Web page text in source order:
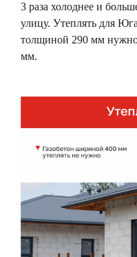
3 раза холоднее и
улицу. Утеплять для
толщиной 290 мм нужно
мм.